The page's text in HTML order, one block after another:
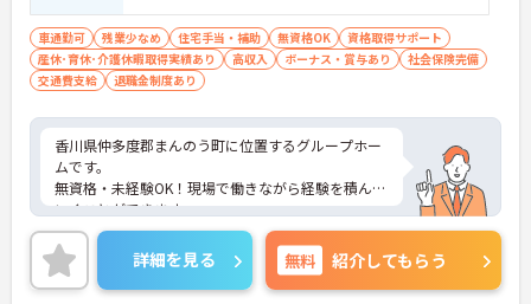
車通勤可 残業少なめ 住宅手当・補助 無資格OK
資格取得サポート
産休･育休･介護休暇取得実績あり
高収入 ボーナス・賞与あり
社会保険完備
交通費支給
退職金制度あり
香川県仲多度郡まんのう町に位置するグループホー
ムです。
無資格・未経験OK！現場で働きながら経験を積んで
いくことができます。
マイカー通勤可能なので行き帰りがスムーズです。
ご興味をお持ちの方はお気軽にお問い合わせくださ
い。
詳細を見る 無料 紹介してもらう